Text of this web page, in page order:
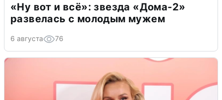
«Ну вот и всё»: звезда «Дома-2»
развелась с молодым мужем
6 августа 76